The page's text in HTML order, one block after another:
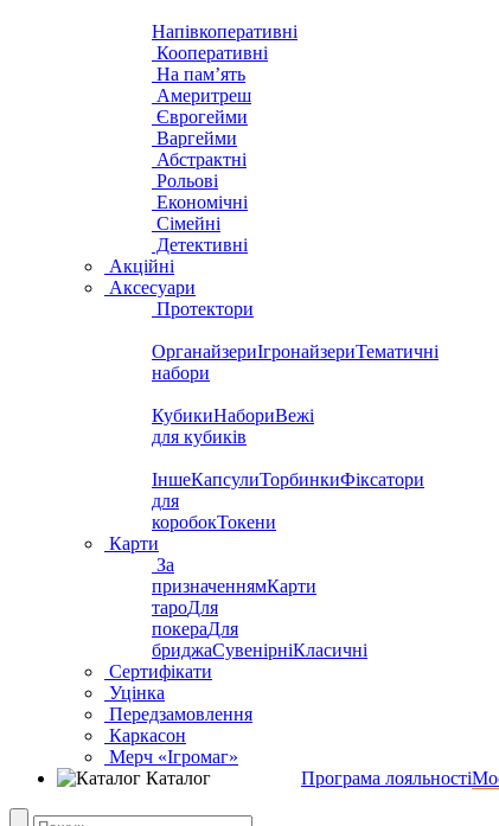
Напівкоперативні
Кооперативні
На пам’ять
Америтреш
Єврогейми
Варгейми
Абстрактні
Рольові
Економічні
Сімейні
Детективні
Акційні
Аксесуари
Протектори
ОрганайзериІгронайзериТематичні
набори
КубикиНабориВежі
для кубиків
ІншеКапсулиТорбинкиФіксатори
для
коробокТокени
Карти
За
призначеннямКарти
тароДля
покераДля
бриджаСувенірніКласичні
Сертифікати
Уцінка
Передзамовлення
Каркасон
Мерч «Ігромаг»
Каталог
Програма лояльності